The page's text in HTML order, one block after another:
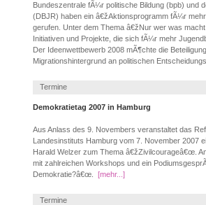
Bundeszentrale fÃ¼r politische Bildung (bpb) und
(DBJR) haben ein â€žAktionsprogramm fÃ¼r
gerufen. Unter dem Thema â€žNur wer was
Initiativen und Projekte, die sich fÃ¼r mehr
Der Ideenwettbewerb 2008 mÃ¶chte die
Migrationshintergrund an politischen
Termine
Demokratietag 2007 in Hamburg
Aus Anlass des 9. Novembers veranstaltet das
Landesinstituts Hamburg vom 7. November 2007
Harald Welzer zum Thema â€žZivilcourageâ€œ.
mit zahlreichen Workshops und ein
Demokratie?â€œ.
[mehr...]
Termine